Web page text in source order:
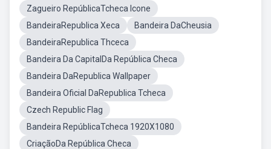
Zagueiro RepúblicaTcheca Icone
BandeiraRepublica Xeca
Bandeira DaCheusia
BandeiraRepublica Thceca
Bandeira Da CapitalDa República Checa
Bandeira DaRepublica Wallpaper
Bandeira Oficial DaRepublica Tcheca
Czech Republic Flag
Bandeira RepúblicaTcheca 1920X1080
CriaçãoDa República Checa